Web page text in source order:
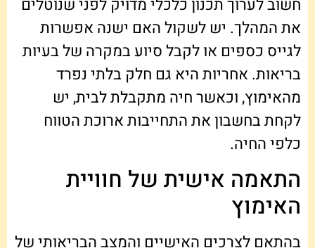
חשוב לערוך תכנון כלכלי מדויק לפני שנוטלים
את המהלך. יש לשקול האם ישנה אפשרות
לגייס כספים או לקבל סיוע במקרה של בעיות
בריאות. אחריות היא גם חלק בלתי נפרד
מהאימוץ, וכאשר חיה מתקבלת לבית, יש
לקחת בחשבון את התחייבות ארוכת הטווח
כלפי החיה.
התאמה אישית של חוויית
האימוץ
בהתאם לצרכים האישיים והמצב הבריאותי של